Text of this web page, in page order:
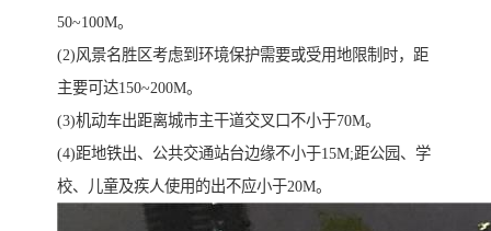
50~100M。
(2)风景名胜区考虑到环境保护需要或受用地限制时，距
主要可达150~200M。
(3)机动车出距离城市主干道交叉口不小于70M。
(4)距地铁出、公共交通站台边缘不小于15M;距公园、学
校、儿童及疾人使用的出不应小于20M。